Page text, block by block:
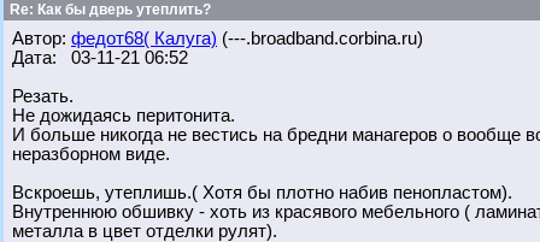
Re: Как бы дверь утеплить?
Автор: федот68( Калуга) (---.broadband.corbina.ru)
Дата: 03-11-21 06:52
Резать.
Не дожидаясь перитонита.
И больше никогда не вестись на бредни манагеров о вообще
неразборном виде.
Вскроешь, утеплишь.( Хотя бы плотно набив пенопластом).
Внутреннюю обшивку - хоть из красявого мебельного (
металла в цвет отделки рулят).